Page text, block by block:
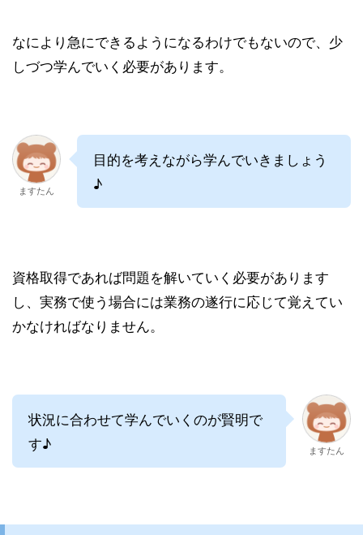
なにより急にできるようになるわけでもないので、少
しづつ学んでいく必要があります。
ますたん
目的を考えながら学んでいきましょう
♪
資格取得であれば問題を解いていく必要があります
し、実務で使う場合には業務の遂行に応じて覚えてい
かなければなりません。
状況に合わせて学んでいくのが賢明で
す♪
ますたん